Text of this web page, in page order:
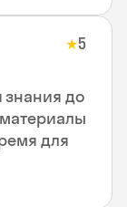
★5
знания до
для